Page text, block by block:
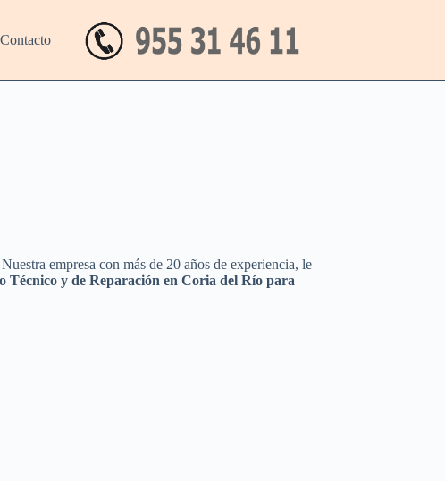
Contacto
Nuestra empresa con más de 20 años de experiencia, le
Técnico y de Reparación en Coria del Río para